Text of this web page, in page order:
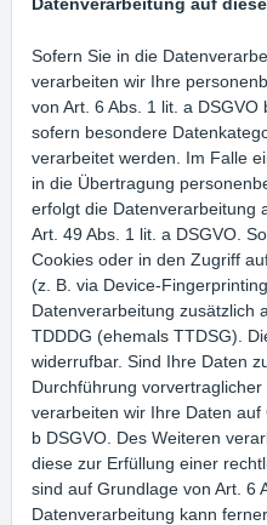
Sofern Sie in die
verarbeiten wir Ihre
von Art. 6 Abs. 1 lit. a DSGVO
sofern besondere
verarbeitet werden. Im Falle
in die Übertragung
erfolgt die Datenverarbeitung
Art. 49 Abs. 1 lit. a DSGVO.
Cookies oder in den Zugriff
(z. B. via Device-
Datenverarbeitung zusätzlich
TDDDG (ehemals TTDSG).
widerrufbar. Sind Ihre Daten
Durchführung
verarbeiten wir Ihre Daten auf
b DSGVO. Des Weiteren
diese zur Erfüllung einer
sind auf Grundlage von Art. 6
Datenverarbeitung kann